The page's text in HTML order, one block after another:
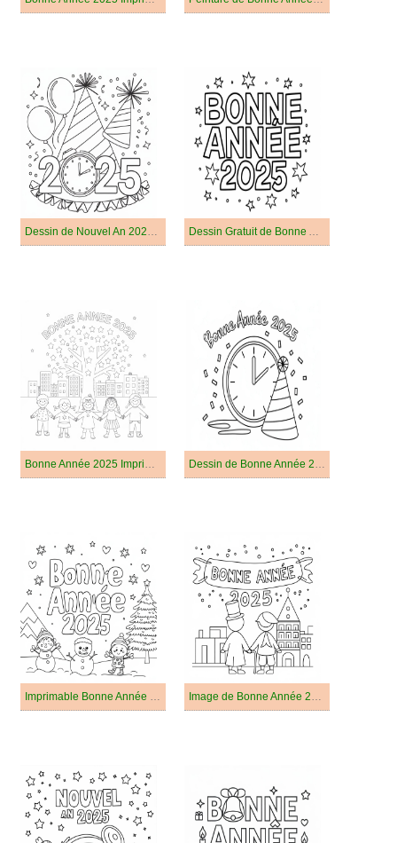
Dessin de Nouvel An 2025 Gratuit Dessin Gratuit de Bonne Année 2025
Bonne Année 2025 Imprimable Dessin de Bonne Année 2025 Gratuit
Imprimable Bonne Année 2025 Image de Bonne Année 2025